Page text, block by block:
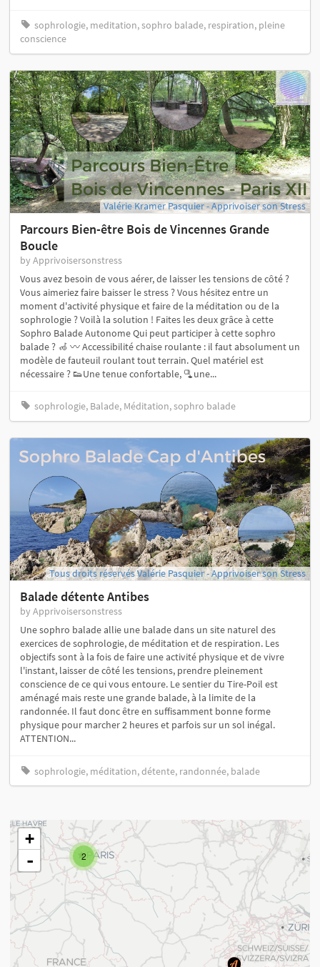
sophrologie, meditation, sophro balade, respiration, pleine
conscience
Valérie Kramer Pasquier - Apprivoiser son Stress
Parcours Bien-être Bois de Vincennes Grande
Boucle
by Apprivoisersonstress
Vous avez besoin de vous aérer, de laisser les tensions de côté ?
Vous aimeriez faire baisser le stress ? Vous hésitez entre un
moment d'activité physique et faire de la méditation ou de la
sophrologie ? Voilà la solution ! Faites les deux grâce à cette
Sophro Balade Autonome Qui peut participer à cette sophro
balade ? 🦽 〰️ Accessibilité chaise roulante : il faut absolument un
modèle de fauteuil roulant tout terrain. Quel matériel est
nécessaire ? 👟Une tenue confortable, 🫗une...
sophrologie, Balade, Méditation, sophro balade
Tous droits réservés Valérie Pasquier - Apprivoiser son Stress
Balade détente Antibes
by Apprivoisersonstress
Une sophro balade allie une balade dans un site naturel des
exercices de sophrologie, de méditation et de respiration. Les
objectifs sont à la fois de faire une activité physique et de vivre
l'instant, laisser de côté les tensions, prendre pleinement
conscience de ce qui vous entoure. Le sentier du Tire-Poil est
aménagé mais reste une grande balade, à la limite de la
randonnée. Il faut donc être en suffisamment bonne forme
physique pour marcher 2 heures et parfois sur un sol inégal.
ATTENTION...
sophrologie, méditation, détente, randonnée, balade
2
+
-